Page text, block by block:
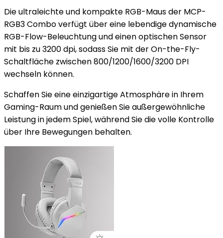
Die ultraleichte und kompakte RGB-Maus der MCP-
RGB3 Combo verfügt über eine lebendige dynamische
RGB-Flow-Beleuchtung und einen optischen Sensor
mit bis zu 3200 dpi, sodass Sie mit der On-the-Fly-
Schaltfläche zwischen 800/1200/1600/3200 DPI
wechseln können.
Schaffen Sie eine einzigartige Atmosphäre in Ihrem
Gaming-Raum und genießen Sie außergewöhnliche
Leistung in jedem Spiel, während Sie die volle Kontrolle
über Ihre Bewegungen behalten.